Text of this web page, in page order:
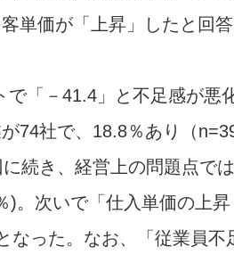
単価が「上昇」したと回
「－41.4」と不足感が悪
74社で、18.8％あり（
続き、経営上の問題点で
)。次いで「仕入単価の上
った。なお、「従業員不